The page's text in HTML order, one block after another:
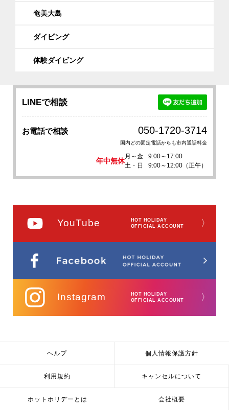
奄美大島
ダイビング
体験ダイビング
LINEで相談
お電話で相談 050-1720-3714
国内どの固定電話からも市内通話料金
年中無休
月～金
9:00～17:00
土・日
9:00～12:00（正午）
YouTube
HOT HOLIDAY
OFFICIAL ACCOUNT
〉
Instagram
HOT HOLIDAY
OFFICIAL ACCOUNT
〉
ヘルプ 個人情報保護方針
利用規約 キャンセルについて
ホットホリデーとは 会社概要